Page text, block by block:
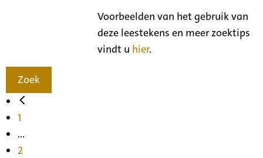
Voorbeelden van het gebruik van
deze leestekens en meer zoektips
vindt u hier.
Zoek
1
...
2